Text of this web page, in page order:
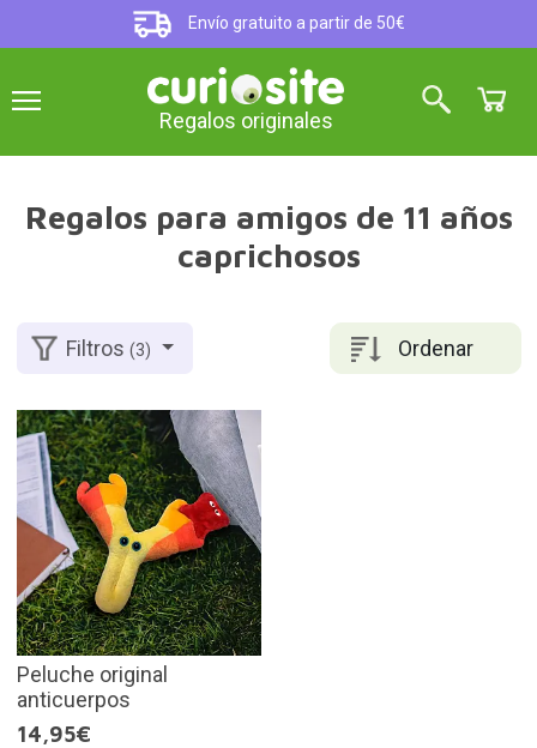
Envío gratuito a partir de 50€
Regalos originales
Regalos para amigos de 11 años
caprichosos
Ordenar
Filtros(3)
Peluche original
anticuerpos
14,95€